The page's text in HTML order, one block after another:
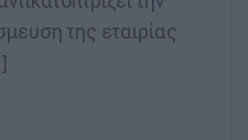
της εταιρίας